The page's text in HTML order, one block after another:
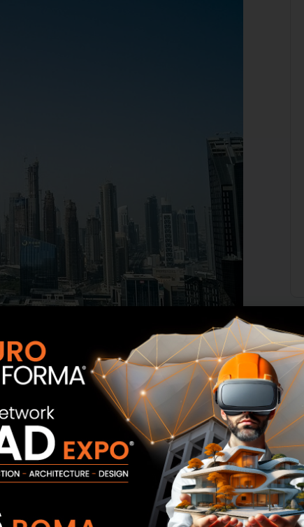
la società sussidiaria consentirà il supporto
della regione GCC (Gulf Cooperation
basso consumo energetico, e allo stesso
Uniti nel 2023 fa parte delle azioni
le relazioni in Medio Oriente in